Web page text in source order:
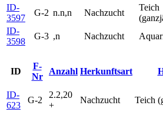
ID-
3597
G-2 n.n,n Nachzucht
Teich
ID-
3598
G-3 ,n Nachzucht
ID
F-
Nr
Anzahl Herkunftsart
ID-
623
G-2
2.2,20
+
Nachzucht Teich